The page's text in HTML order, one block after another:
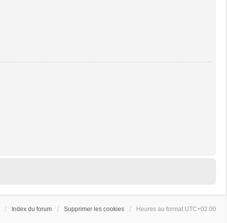
Index du forum Supprimer les cookies Heures au format UTC+02:00